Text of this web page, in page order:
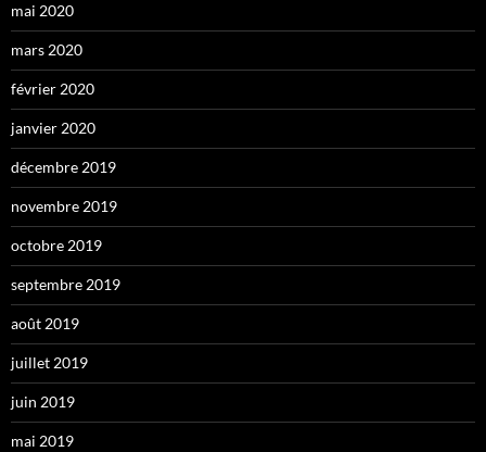
mai 2020
mars 2020
février 2020
janvier 2020
décembre 2019
novembre 2019
octobre 2019
septembre 2019
août 2019
juillet 2019
juin 2019
mai 2019